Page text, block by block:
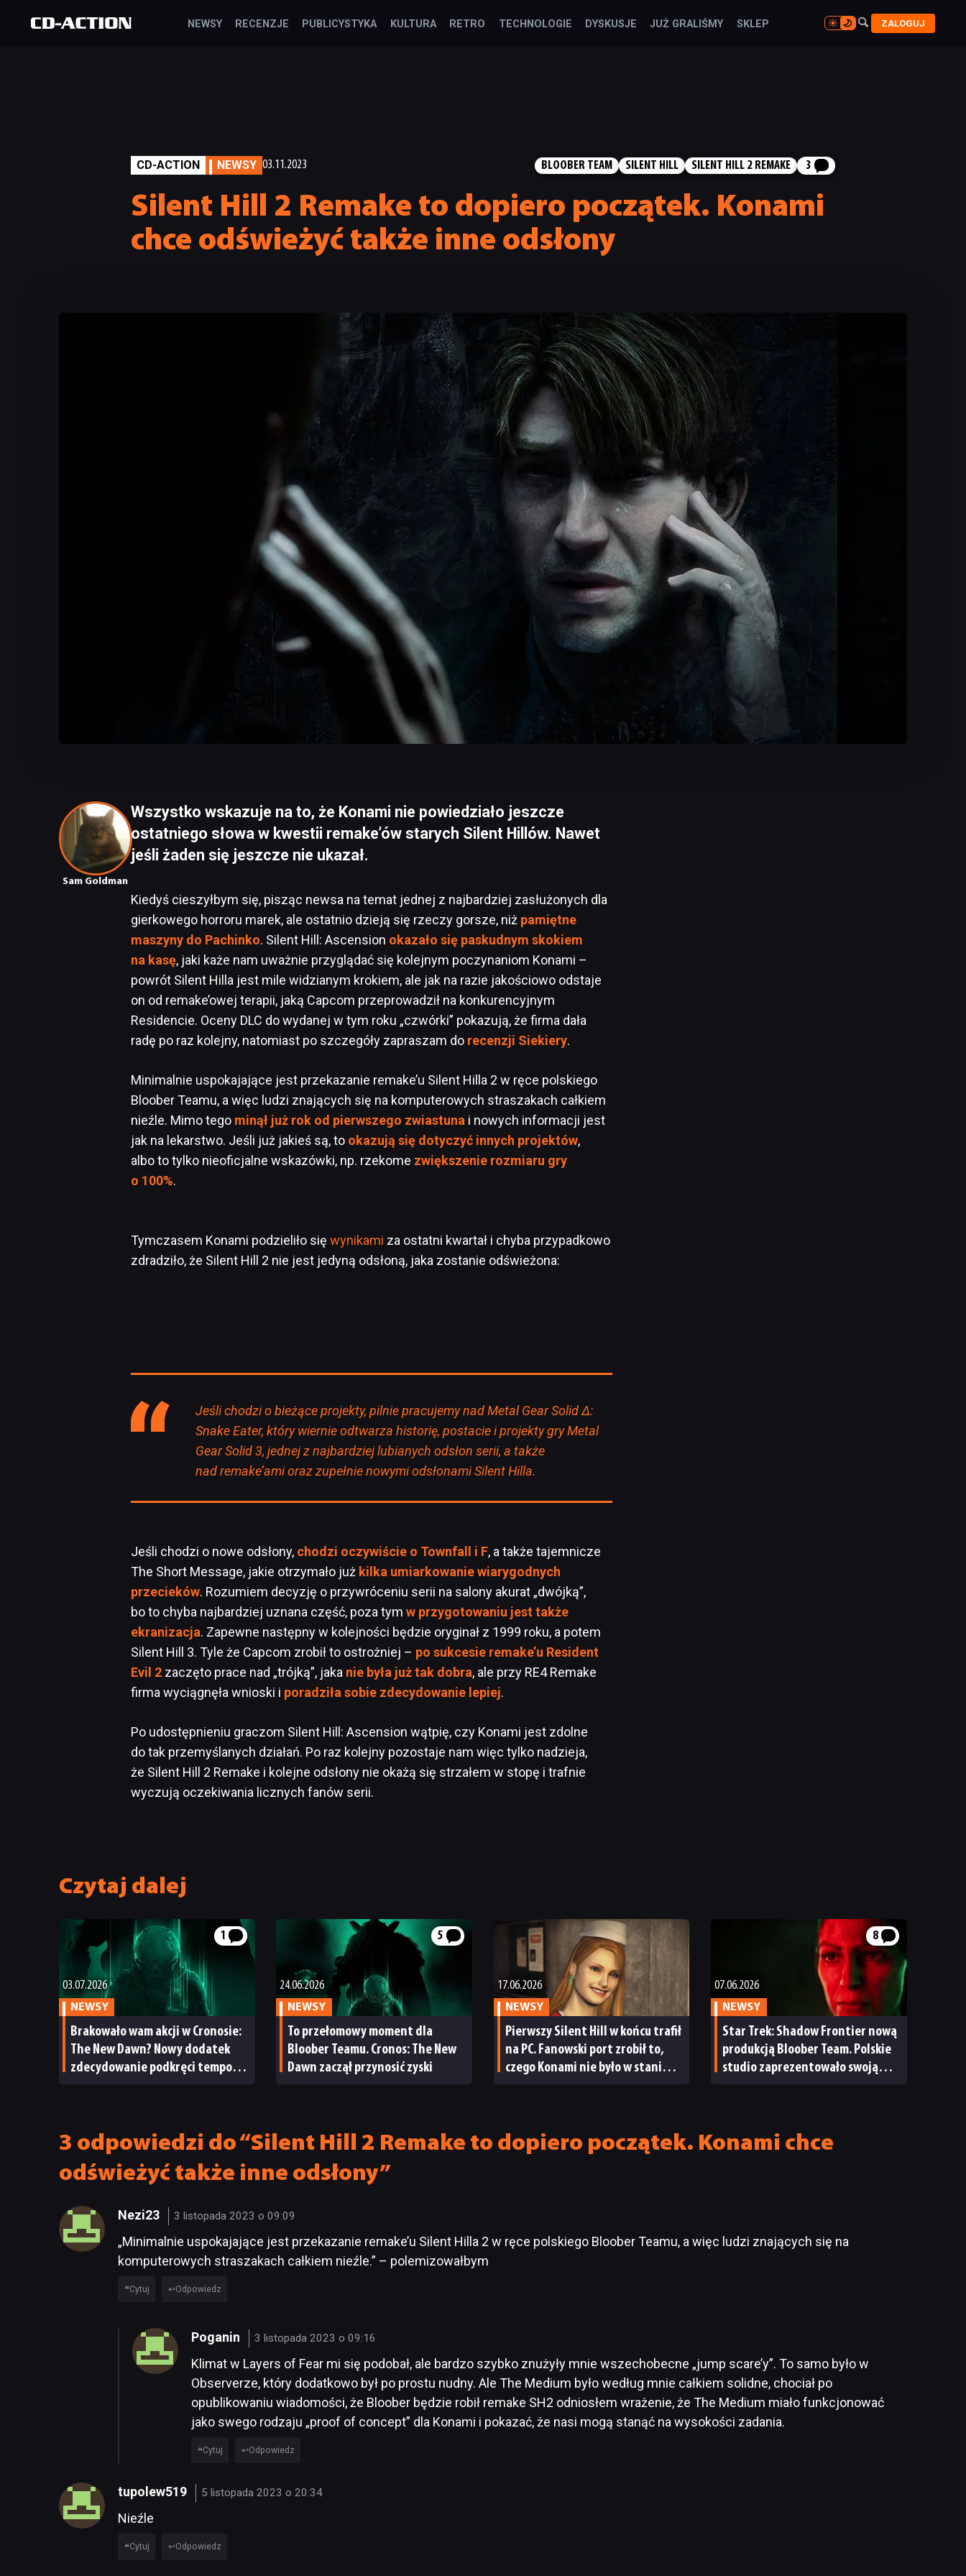
NEWSY RECENZJE PUBLICYSTYKA KULTURA RETRO TECHNOLOGIE DYSKUSJE JUŻ GRALIŚMY SKLEP 
 ZALOGUJ
CD-ACTION NEWSY 03.11.2023 BLOOBER TEAM SILENT HILL SILENT HILL 2 REMAKE 3
Silent Hill 2 Remake to dopiero początek. Konami
chce odświeżyć także inne odsłony
Sam Goldman
Wszystko wskazuje na to, że Konami nie powiedziało jeszcze
ostatniego słowa w kwestii remake’ów starych Silent Hillów. Nawet
jeśli żaden się jeszcze nie ukazał.
Kiedyś cieszyłbym się, pisząc newsa na temat jednej z najbardziej zasłużonych dla
gierkowego horroru marek, ale ostatnio dzieją się rzeczy gorsze, niż pamiętne
maszyny do Pachinko. Silent Hill: Ascension okazało się paskudnym skokiem
na kasę, jaki każe nam uważnie przyglądać się kolejnym poczynaniom Konami –
powrót Silent Hilla jest mile widzianym krokiem, ale jak na razie jakościowo odstaje
on od remake’owej terapii, jaką Capcom przeprowadził na konkurencyjnym
Residencie. Oceny DLC do wydanej w tym roku „czwórki” pokazują, że firma dała
radę po raz kolejny, natomiast po szczegóły zapraszam do recenzji Siekiery.
Minimalnie uspokajające jest przekazanie remake’u Silent Hilla 2 w ręce polskiego
Bloober Teamu, a więc ludzi znających się na komputerowych straszakach całkiem
nieźle. Mimo tego minął już rok od pierwszego zwiastuna i nowych informacji jest
jak na lekarstwo. Jeśli już jakieś są, to okazują się dotyczyć innych projektów,
albo to tylko nieoficjalne wskazówki, np. rzekome zwiększenie rozmiaru gry
o 100%.
Tymczasem Konami podzieliło się wynikami za ostatni kwartał i chyba przypadkowo
zdradziło, że Silent Hill 2 nie jest jedyną odsłoną, jaka zostanie odświeżona:
Jeśli chodzi o bieżące projekty, pilnie pracujemy nad Metal Gear Solid Δ:
Snake Eater, który wiernie odtwarza historię, postacie i projekty gry Metal
Gear Solid 3, jednej z najbardziej lubianych odsłon serii, a także
nad remake’ami oraz zupełnie nowymi odsłonami Silent Hilla.
Jeśli chodzi o nowe odsłony, chodzi oczywiście o Townfall i F, a także tajemnicze
The Short Message, jakie otrzymało już kilka umiarkowanie wiarygodnych
przecieków. Rozumiem decyzję o przywróceniu serii na salony akurat „dwójką”,
bo to chyba najbardziej uznana część, poza tym w przygotowaniu jest także
ekranizacja. Zapewne następny w kolejności będzie oryginał z 1999 roku, a potem
Silent Hill 3. Tyle że Capcom zrobił to ostrożniej – po sukcesie remake’u Resident
Evil 2 zaczęto prace nad „trójką”, jaka nie była już tak dobra, ale przy RE4 Remake
firma wyciągnęła wnioski i poradziła sobie zdecydowanie lepiej.
Po udostępnieniu graczom Silent Hill: Ascension wątpię, czy Konami jest zdolne
do tak przemyślanych działań. Po raz kolejny pozostaje nam więc tylko nadzieja,
że Silent Hill 2 Remake i kolejne odsłony nie okażą się strzałem w stopę i trafnie
wyczują oczekiwania licznych fanów serii.
Czytaj dalej
1
03.07.2026
NEWSY
Brakowało wam akcji w Cronosie:
The New Dawn? Nowy dodatek
zdecydowanie podkręci tempo
5
24.06.2026
NEWSY
To przełomowy moment dla
Bloober Teamu. Cronos: The New
Dawn zaczął przynosić zyski
17.06.2026
NEWSY
Pierwszy Silent Hill w końcu trafił
na PC. Fanowski port zrobił to,
czego Konami nie było w stanie
8
07.06.2026
NEWSY
Star Trek: Shadow Frontier nową
produkcją Bloober Team. Polskie
studio zaprezentowało swoją
3 odpowiedzi do “Silent Hill 2 Remake to dopiero początek. Konami chce
odświeżyć także inne odsłony”
Nezi23 3 listopada 2023 o 09:09
„Minimalnie uspokajające jest przekazanie remake’u Silent Hilla 2 w ręce polskiego Bloober Teamu, a więc ludzi znających się na
komputerowych straszakach całkiem nieźle.” – polemizowałbym
Cytuj Odpowiedz
Poganin 3 listopada 2023 o 09:16
Klimat w Layers of Fear mi się podobał, ale bardzo szybko znużyły mnie wszechobecne „jump scare’y”. To samo było w
Observerze, który dodatkowo był po prostu nudny. Ale The Medium było według mnie całkiem solidne, chociał po
opublikowaniu wiadomości, że Bloober będzie robił remake SH2 odniosłem wrażenie, że The Medium miało funkcjonować
jako swego rodzaju „proof of concept” dla Konami i pokazać, że nasi mogą stanąć na wysokości zadania.
Cytuj Odpowiedz
tupolew519 5 listopada 2023 o 20:34
Nieźle
Cytuj Odpowiedz